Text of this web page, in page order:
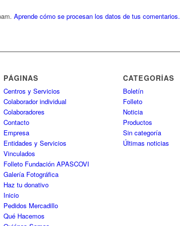
Aprende cómo se procesan los datos de tus comentarios.
PÁGINAS
Centros y Servicios
Colaborador individual
Colaboradores
Contacto
Empresa
Entidades y Servicios
Vinculados
Folleto Fundación APASCOVI
Galería Fotográfica
Haz tu donativo
Inicio
Pedidos Mercadillo
Qué Hacemos
CATEGORÍAS
Boletín
Folleto
Noticia
Productos
Sin categoría
Últimas noticias